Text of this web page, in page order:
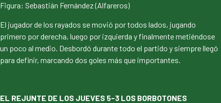
Figura: Sebastián Fernández (Alfareros)
El jugador de los rayados se movió por todos lados, jugando
primero por derecha, luego por izquierda y finalmente metiéndose
un poco al medio. Desbordó durante todo el partido y siempre llegó
para definir, marcando dos goles más que importantes.
EL REJUNTE DE LOS JUEVES 5-3 LOS BORBOTONES